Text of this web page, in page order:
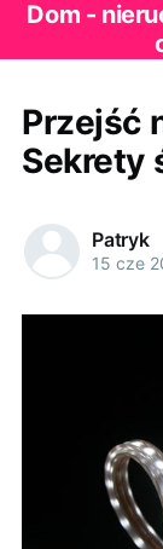
Dom -
Przejść
Sekrety
Patryk
15 cze